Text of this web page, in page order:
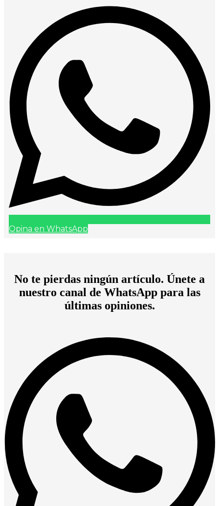
Opina en WhatsApp
No te pierdas ningún artículo. Únete a
nuestro canal de WhatsApp para las
últimas opiniones.